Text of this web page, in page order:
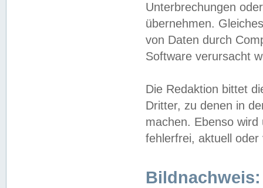
Unterbrechungen
übernehmen.
von Daten durch
Software verursacht
Die Redaktion bittet
Dritter, zu denen in
machen. Ebenso
fehlerfrei, aktuell oder
Bildnachweis: